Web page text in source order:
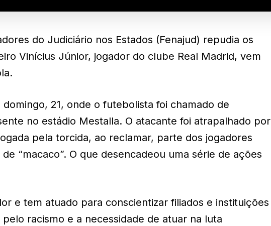
do Judiciário nos Estados (Fenajud) repudia os
Vinícius Júnior, jogador do clube Real Madrid, vem
21, onde o futebolista foi chamado de
no estádio Mestalla. O atacante foi atrapalhado por
pela torcida, ao reclamar, parte dos jogadores
“macaco”. O que desencadeou uma série de ações
e tem atuado para conscientizar filiados e instituições
racismo e a necessidade de atuar na luta